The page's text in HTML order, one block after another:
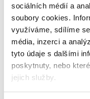
sociálních médií a
soubory cookies.
využíváme, sdílíme
média, inzerci a
tyto údaje s dalšími
poskytnuty, nebo
jejich služby.